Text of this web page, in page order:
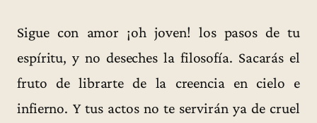
Sigue con amor ¡oh joven! los pasos de tu
espíritu, y no deseches la filosofía. Sacarás el
fruto de librarte de la creencia en cielo e
infierno. Y tus actos no te servirán ya de cruel